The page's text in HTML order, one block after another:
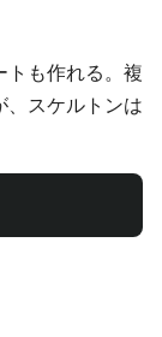
トも作れる。複
、スケルトンは